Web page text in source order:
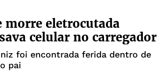
morre eletrocutada
celular no carregador
foi encontrada ferida dentro de
pai